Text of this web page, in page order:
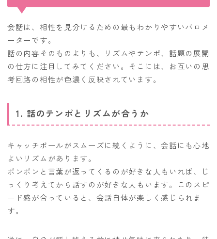
会話は、相性を見分けるための最もわかりやすいバロメ
ーターです。
話の内容そのものよりも、リズムやテンポ、話題の展開
の仕方に注目してみてください。そこには、お互いの思
考回路の相性が色濃く反映されています。
1. 話のテンポとリズムが合うか
キャッチボールがスムーズに続くように、会話にも心地
よいリズムがあります。
ポンポンと言葉が返ってくるのが好きな人もいれば、じ
っくり考えてから話すのが好きな人もいます。このスピ
ード感が合っていると、会話自体が楽しく感じられま
す。